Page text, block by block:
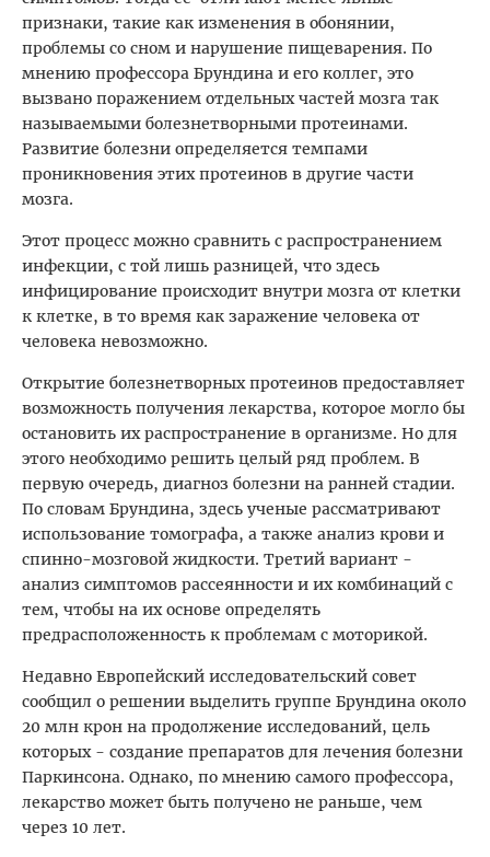
признаки, такие как изменения в обонянии,
проблемы со сном и нарушение пищеварения. По
мнению профессора Брундина и его коллег, это
вызвано поражением отдельных частей мозга так
называемыми болезнетворными протеинами.
Развитие болезни определяется темпами
проникновения этих протеинов в другие части
мозга.
Этот процесс можно сравнить с распространением
инфекции, с той лишь разницей, что здесь
инфицирование происходит внутри мозга от клетки
к клетке, в то время как заражение человека от
человека невозможно.
Открытие болезнетворных протеинов предоставляет
возможность получения лекарства, которое могло бы
остановить их распространение в организме. Но для
этого необходимо решить целый ряд проблем. В
первую очередь, диагноз болезни на ранней стадии.
По словам Брундина, здесь ученые рассматривают
использование томографа, а также анализ крови и
спинно-мозговой жидкости. Третий вариант -
анализ симптомов рассеянности и их комбинаций с
тем, чтобы на их основе определять
предрасположенность к проблемам с моторикой.
Недавно Европейский исследовательский совет
сообщил о решении выделить группе Брундина около
20 млн крон на продолжение исследований, цель
которых - создание препаратов для лечения болезни
Паркинсона. Однако, по мнению самого профессора,
лекарство может быть получено не раньше, чем
через 10 лет.